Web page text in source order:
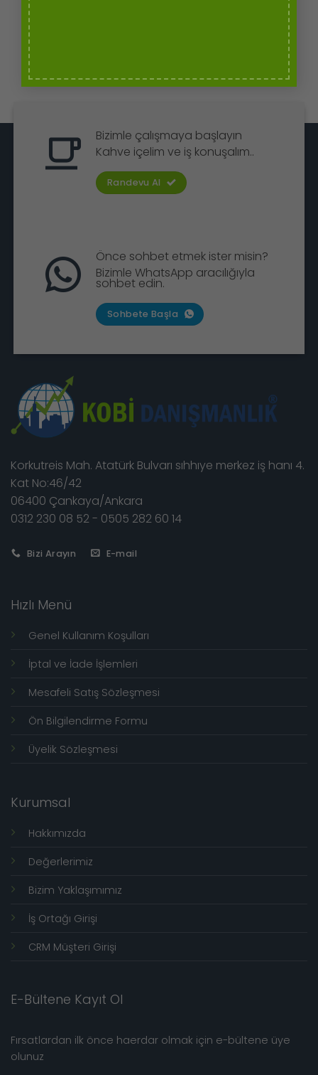
Bizimle çalışmaya başlayın
Kahve içelim ve iş konuşalım..
Randevu Al
Önce sohbet etmek ister misin?
Bizimle WhatsApp aracılığıyla
sohbet edin.
Sohbete Başla
Korkutreis Mah. Atatürk Bulvarı sıhhıye merkez iş hanı 4.
Kat No:46/42
06400 Çankaya/Ankara
0312 230 08 52 - 0505 282 60 14
Bizi Arayın E-mail
Hızlı Menü
Genel Kullanım Koşulları
İptal ve İade İşlemleri
Mesafeli Satış Sözleşmesi
Ön Bilgilendirme Formu
Üyelik Sözleşmesi
Kurumsal
Hakkımızda
Değerlerimiz
Bizim Yaklaşımımız
İş Ortağı Girişi
CRM Müşteri Girişi
E-Bültene Kayıt Ol
Fırsatlardan ilk önce haerdar olmak için e-bültene üye
olunuz